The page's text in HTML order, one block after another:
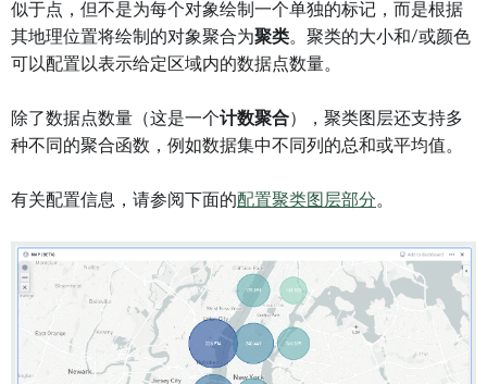
似于点，但不是为每个对象绘制一个单独的标记，而是根据
其地理位置将绘制的对象聚合为聚类。聚类的大小和/或颜色
可以配置以表示给定区域内的数据点数量。
除了数据点数量（这是一个计数聚合），聚类图层还支持多
种不同的聚合函数，例如数据集中不同列的总和或平均值。
有关配置信息，请参阅下面的配置聚类图层部分。